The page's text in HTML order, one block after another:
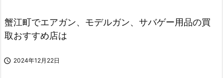
次へ
蟹江町でエアガン、モデルガン、サバゲー用品の買
取おすすめ店は
 2024年12月22日